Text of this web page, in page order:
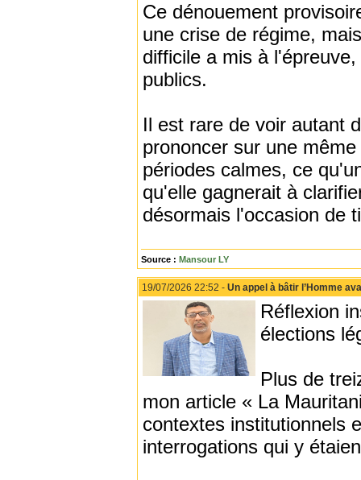
Ce dénouement
une crise de régime,
difficile a mis à
publics.
Il est rare de voir autant
prononcer sur une
périodes calmes, ce
qu'elle gagnerait à
désormais l'occasion de
Source : Mansour LY
19/07/2026 22:52 - Un appel à bâtir l’Homme
Réflexion
élections
Plus de
mon article « La
contextes institutionnels
interrogations qui y